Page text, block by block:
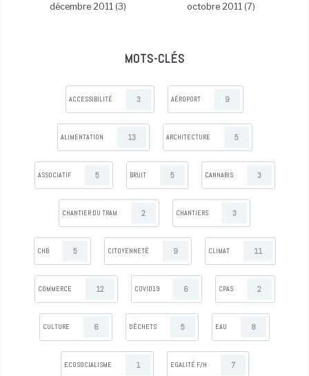
décembre 2011 (3) octobre 2011 (7)
MOTS-CLÉS
ACCESSIBILITÉ 3 AÉROPORT 9
ALIMENTATION 13 ARCHITECTURE 5
ASSOCIATIF 5 BRUIT 5 CANNABIS 3
CHANTIER DU TRAM 2 CHANTIERS 3
CHB 5 CITOYENNETÉ 9 CLIMAT 11
COMMERCE 12 COVID19 6 CPAS 2
CULTURE 6 DÉCHETS 5 EAU 8
ECOSOCIALISME 1 EGALITÉ F/H 7